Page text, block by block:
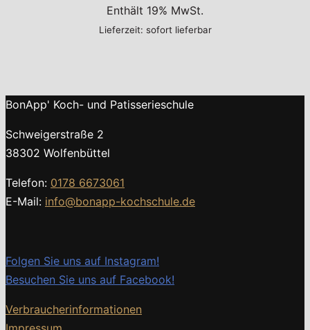
Enthält 19% MwSt.
Lieferzeit: sofort lieferbar
BonApp' Koch- und Patisserieschule
Schweigerstraße 2
38302 Wolfenbüttel
Telefon: 0178 6673061
E-Mail: info@bonapp-kochschule.de
Folgen Sie uns auf Instagram!
Besuchen Sie uns auf Facebook!
Verbraucherinformationen